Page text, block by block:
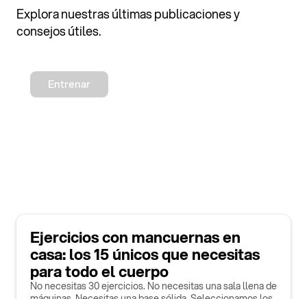
Explora nuestras últimas publicaciones y
consejos útiles.
Entrenar
Ejercicios con mancuernas en
casa: los 15 únicos que necesitas
para todo el cuerpo
No necesitas 30 ejercicios. No necesitas una sala llena de